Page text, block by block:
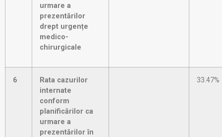
urmare a
prezentărilor
drept urgențe
medico-
chirurgicale
6
Rata cazurilor
internate
conform
planificărilor ca
urmare a
prezentărilor în
33.47%